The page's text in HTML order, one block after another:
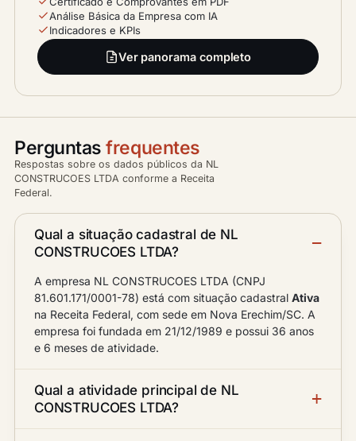
Análise Básica da Empresa com IA
Indicadores e KPIs
Ver panorama completo
Perguntasfrequentes
Respostas sobre os dados públicos da NL
CONSTRUCOES LTDA conforme a Receita
Federal.
Qual a situação cadastral de NL
CONSTRUCOES LTDA?
A empresa NL CONSTRUCOES LTDA (CNPJ
81.601.171/0001-78) está com situação cadastral Ativa
na Receita Federal, com sede em Nova Erechim/SC. A
empresa foi fundada em 21/12/1989 e possui 36 anos
e 6 meses de atividade.
Qual a atividade principal de NL
CONSTRUCOES LTDA?